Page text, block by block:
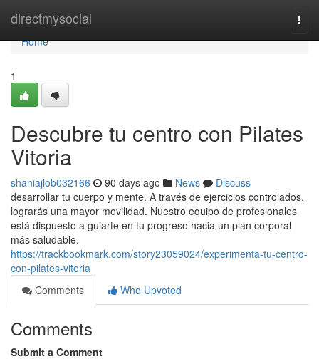
directmysocial
Home
Home
1
Descubre tu centro con Pilates
Vitoria
shaniajlob032166 90 days ago News
Discuss
desarrollar tu cuerpo y mente. A través de ejercicios controlados,
lograrás una mayor movilidad. Nuestro equipo de profesionales
está dispuesto a guiarte en tu progreso hacia un plan corporal
más saludable.
https://trackbookmark.com/story23059024/experimenta-tu-centro-
con-pilates-vitoria
Comments
Who Upvoted
Comments
Submit a Comment